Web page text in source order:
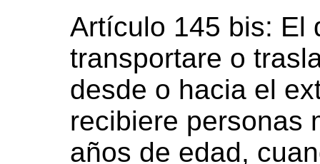
Artículo 145 bis: El
transportare o
desde o hacia el
recibiere personas
años de edad,